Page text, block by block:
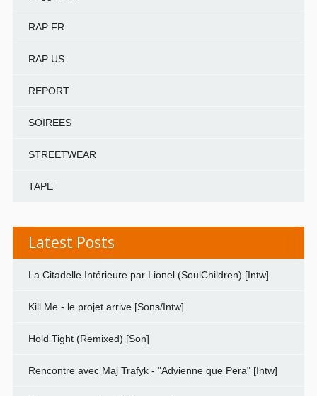
RAP FR
RAP US
REPORT
SOIREES
STREETWEAR
TAPE
Latest Posts
La Citadelle Intérieure par Lionel (SoulChildren) [Intw]
Kill Me - le projet arrive [Sons/Intw]
Hold Tight (Remixed) [Son]
Rencontre avec Maj Trafyk - "Advienne que Pera" [Intw]